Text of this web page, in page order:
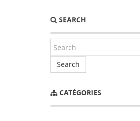
SEARCH
Search
CATÉGORIES